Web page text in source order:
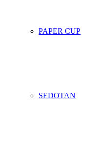
PAPER CUP
SEDOTAN